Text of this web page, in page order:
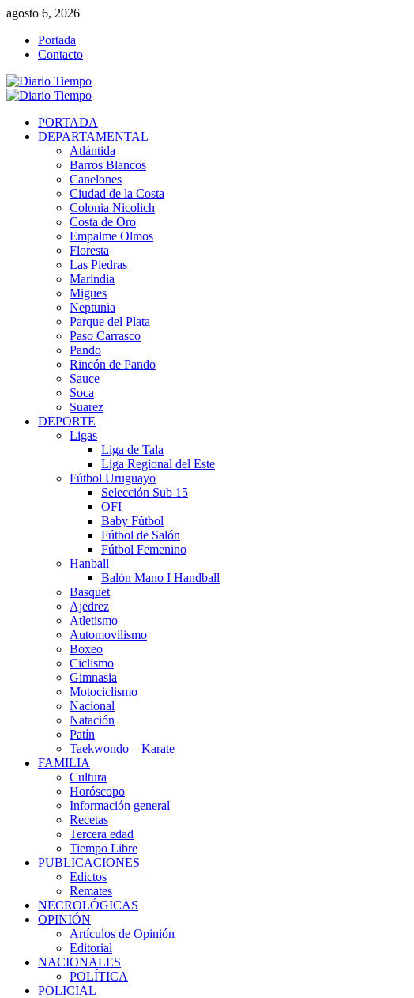
Saltar
contenido
agosto 6, 2026
Portada
Contacto
Menú
PORTADA
DEPARTAMENTAL
Atlántida
Barros Blancos
Canelones
Ciudad de la Costa
Colonia Nicolich
Costa de Oro
Empalme Olmos
Floresta
Las Piedras
Marindia
Migues
Neptunia
Parque del Plata
Paso Carrasco
Pando
Rincón de Pando
Sauce
Soca
Suarez
DEPORTE
Ligas
Liga de Tala
Liga Regional del Este
Fútbol Uruguayo
Selección Sub 15
OFI
Baby Fútbol
Fútbol de Salón
Fútbol Femenino
Hanball
Balón Mano I Handball
Basquet
Ajedrez
Atletismo
Automovilismo
Boxeo
Ciclismo
Gimnasia
Motociclismo
Nacional
Natación
Patín
Taekwondo – Karate
FAMILIA
Cultura
Horóscopo
Información general
Recetas
Tercera edad
Tiempo Libre
PUBLICACIONES
Edictos
Remates
NECROLÓGICAS
OPINIÓN
Artículos de Opinión
Editorial
NACIONALES
POLÍTICA
POLICIAL